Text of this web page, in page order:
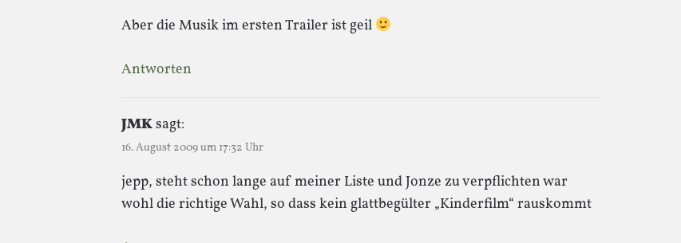
Aber die Musik im ersten Trailer ist geil
Antworten
JMKsagt:
16. August 2009 um 17:32 Uhr
jepp, steht schon lange auf meiner Liste und Jonze zu verpflichten war
wohl die richtige Wahl, so dass kein glattbegülter „Kinderfilm“ rauskommt